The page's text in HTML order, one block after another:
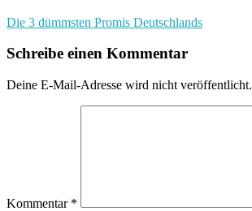
Die 3 dümmsten Promis Deutschlands
Schreibe einen Kommentar
Deine E-Mail-Adresse wird nicht veröffentlicht.
Kommentar *